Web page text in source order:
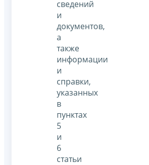
сведений
и
документов,
а
также
информации
и
справки,
указанных
в
пунктах
5
и
6
статьи